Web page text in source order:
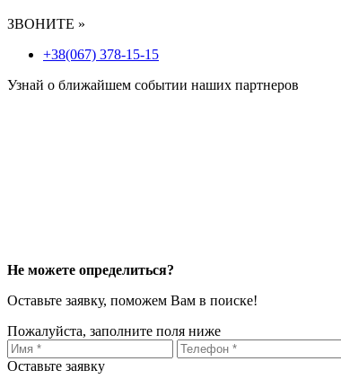
ЗВОНИТЕ »
+38(067) 378-15-15
Узнай о ближайшем событии наших партнеров
Не можете определиться?
Оставьте заявку, поможем Вам в поиске!
Пожалуйста, заполните поля ниже
Оставьте заявку